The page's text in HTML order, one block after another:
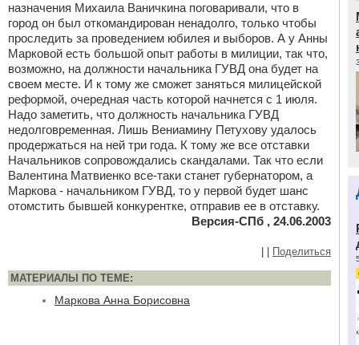
назначения Михаила Ваничкина поговаривали, что в
город он был откомандирован ненадолго, только чтобы
проследить за проведением юбилея и выборов. А у Анны
Марковой есть большой опыт работы в милиции, так что,
возможно, на должности начальника ГУВД она будет на
своем месте. И к тому же сможет заняться милицейской
реформой, очередная часть которой начнется с 1 июля.
Надо заметить, что должность начальника ГУВД
недолговременная. Лишь Вениамину Петухову удалось
продержаться на ней три года. К тому же все отставки
Начальников сопровождались скандалами. Так что если
Валентина Матвиенко все-таки станет губернатором, а
Маркова - начальником ГУВД, то у первой будет шанс
отомстить бывшей конкурентке, отправив ее в отставку.
Версия-СПб , 24.06.2003
Поделиться
МАТЕРИАЛЫ ПО ТЕМЕ:
Маркова Анна Борисовна